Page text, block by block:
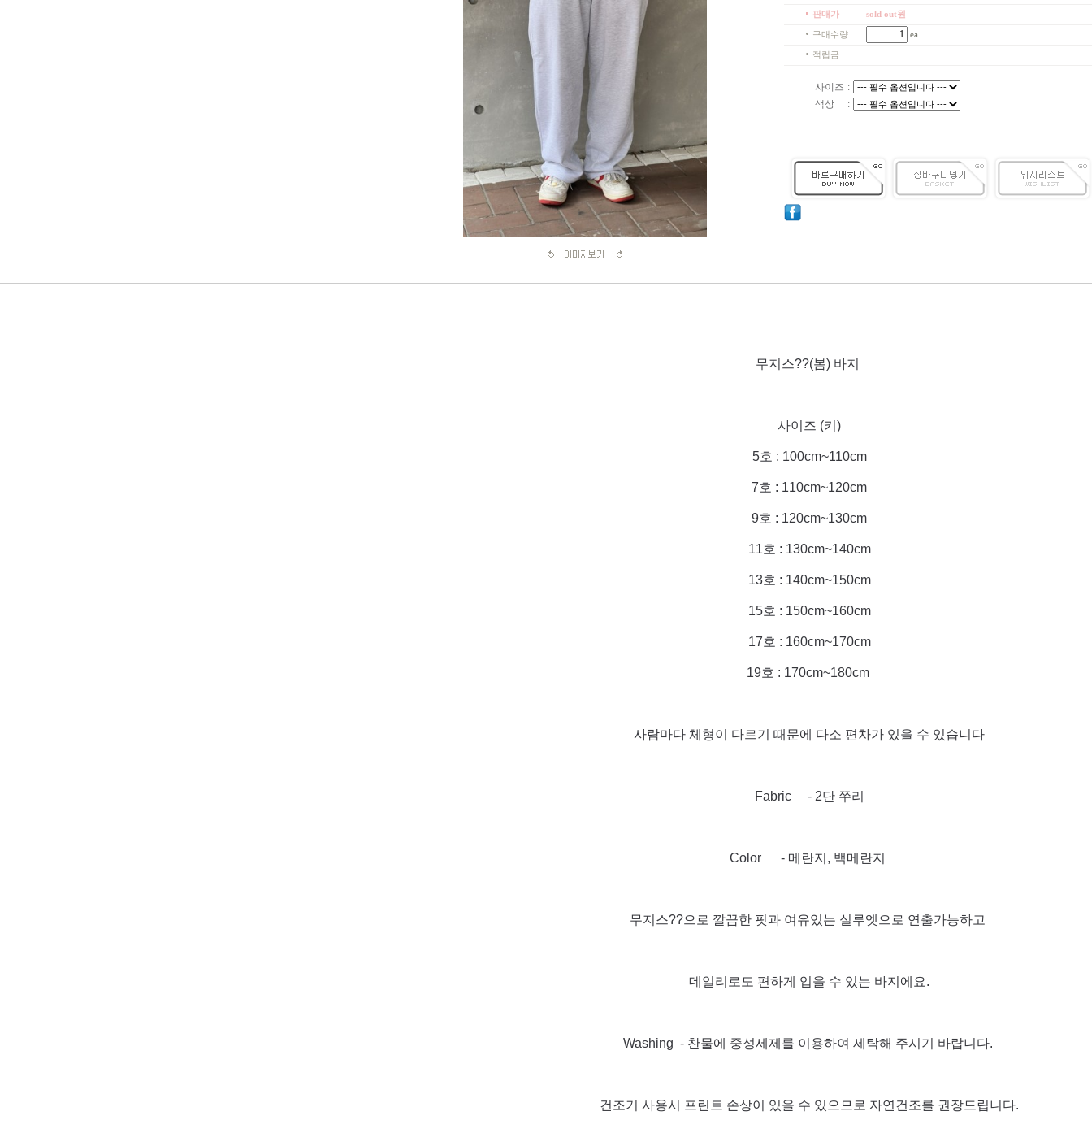
판매가 sold out원
구매수량 ea
적립금
사이즈 :
색상
:
무지스??(봄) 바지
사이즈 (키)
5호 : 100cm~110cm
7호 : 110cm~120cm
9호 : 120cm~130cm
11호 : 130cm~140cm
13호 : 140cm~150cm
15호 : 150cm~160cm
17호 : 160cm~170cm
19호 : 170cm~180cm
사람마다 체형이 다르기 때문에 다소 편차가 있을 수 있습니다
Fabric - 2단 쭈리
Color - 메란지, 백메란지
무지스??으로 깔끔한 핏과 여유있는 실루엣으로 연출가능하고
데일리로도 편하게 입을 수 있는 바지에요.
Washing - 찬물에 중성세제를 이용하여 세탁해 주시기 바랍니다.
건조기 사용시 프린트 손상이 있을 수 있으므로 자연건조를 권장드립니다.